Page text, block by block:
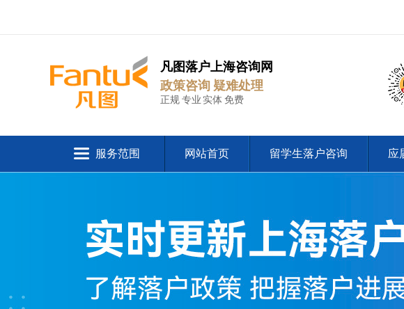
凡图落户上海咨询网
政策咨询 疑难处理
正规 专业 实体 免费
服务范围 网站首页 留学生落户咨询 应